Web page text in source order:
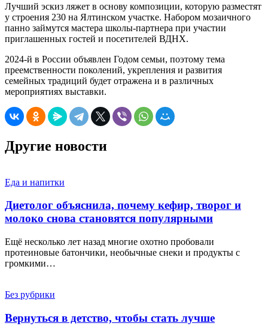
Лучший эскиз ляжет в основу композиции, которую разместят
у строения 230 на Ялтинском участке. Набором мозаичного
панно займутся мастера школы-партнера при участии
приглашенных гостей и посетителей ВДНХ.
2024-й в России объявлен Годом семьи, поэтому тема
преемственности поколений, укрепления и развития
семейных традиций будет отражена и в различных
мероприятиях выставки.
Другие новости
Еда и напитки
Диетолог объяснила, почему кефир, творог и
молоко снова становятся популярными
Ещё несколько лет назад многие охотно пробовали
протеиновые батончики, необычные снеки и продукты с
громкими…
Без рубрики
Вернуться в детство, чтобы стать лучше